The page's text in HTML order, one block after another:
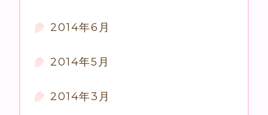
2014年6月
2014年5月
2014年3月